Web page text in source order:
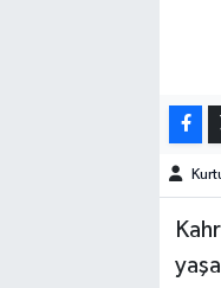
OTOMOTİV